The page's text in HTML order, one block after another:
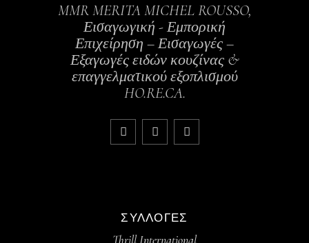
MMR MERITA MICHEL ROUSSO,
Εισαγωγική - Εμπορική
Επιχείρηση – Εισαγωγές –
Εξαγωγές ειδών κουζίνας &
επαγγελματικού εξοπλισμού
HO.RE.CA.
ΣΥΛΛΟΓΈΣ
Thrill International